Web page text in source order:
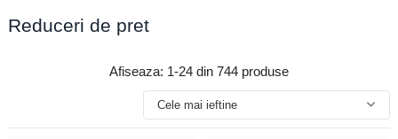
Reduceri de pret
Afiseaza: 1-24 din 744 produse
Cele mai ieftine